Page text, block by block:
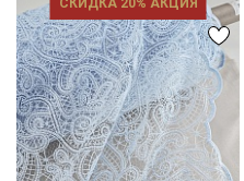
СКИДКА 20% АКЦИЯ